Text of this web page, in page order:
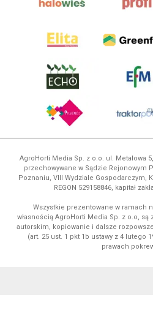
AgroHorti Media Sp. z o.o. ul. Metalowa
przechowywane w Sądzie Rejonowym
Poznaniu, VIII Wydziale Gospodarczym,
REGON 529158846, kapitał
Wszystkie prezentowane w ramach
własnością AgroHorti Media Sp. z o.o,
autorskim, kopiowanie i dalsze
(art. 25 ust. 1 pkt 1b ustawy z 4 lutego
prawach